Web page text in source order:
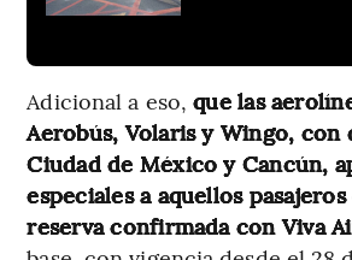
Adicional a eso,que las
Aerobús, Volaris y Wingo, con
Ciudad de México y Cancún,
especiales a aquellos
reserva confirmada con Viva